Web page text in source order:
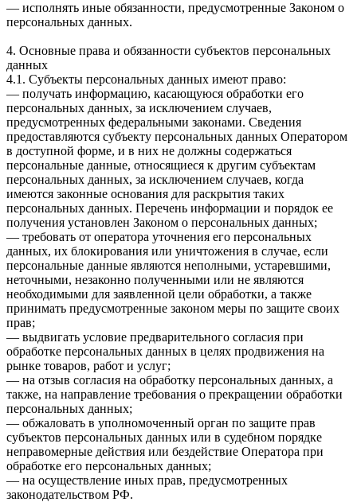
— исполнять иные обязанности, предусмотренные Законом о
персональных данных.
4. Основные права и обязанности субъектов персональных
данных
4.1. Субъекты персональных данных имеют право:
— получать информацию, касающуюся обработки его
персональных данных, за исключением случаев,
предусмотренных федеральными законами. Сведения
предоставляются субъекту персональных данных Оператором
в доступной форме, и в них не должны содержаться
персональные данные, относящиеся к другим субъектам
персональных данных, за исключением случаев, когда
имеются законные основания для раскрытия таких
персональных данных. Перечень информации и порядок ее
получения установлен Законом о персональных данных;
— требовать от оператора уточнения его персональных
данных, их блокирования или уничтожения в случае, если
персональные данные являются неполными, устаревшими,
неточными, незаконно полученными или не являются
необходимыми для заявленной цели обработки, а также
принимать предусмотренные законом меры по защите своих
прав;
— выдвигать условие предварительного согласия при
обработке персональных данных в целях продвижения на
рынке товаров, работ и услуг;
— на отзыв согласия на обработку персональных данных, а
также, на направление требования о прекращении обработки
персональных данных;
— обжаловать в уполномоченный орган по защите прав
субъектов персональных данных или в судебном порядке
неправомерные действия или бездействие Оператора при
обработке его персональных данных;
— на осуществление иных прав, предусмотренных
законодательством РФ.